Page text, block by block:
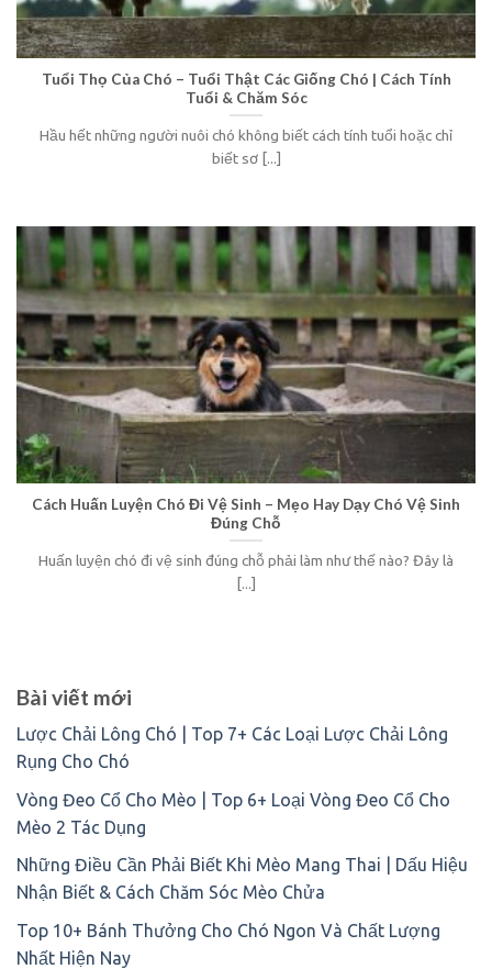
Tuổi Thọ Của Chó – Tuổi Thật Các Giống Chó | Cách Tính
Tuổi & Chăm Sóc
Hầu hết những người nuôi chó không biết cách tính tuổi hoặc chỉ
biết sơ [...]
Cách Huấn Luyện Chó Đi Vệ Sinh – Mẹo Hay Dạy Chó Vệ Sinh
Đúng Chỗ
Huấn luyện chó đi vệ sinh đúng chỗ phải làm như thế nào? Đây là
[...]
Bài viết mới
Lược Chải Lông Chó | Top 7+ Các Loại Lược Chải Lông
Rụng Cho Chó
Vòng Đeo Cổ Cho Mèo | Top 6+ Loại Vòng Đeo Cổ Cho
Mèo 2 Tác Dụng
Những Điều Cần Phải Biết Khi Mèo Mang Thai | Dấu Hiệu
Nhận Biết & Cách Chăm Sóc Mèo Chửa
Top 10+ Bánh Thưởng Cho Chó Ngon Và Chất Lượng
Nhất Hiện Nay